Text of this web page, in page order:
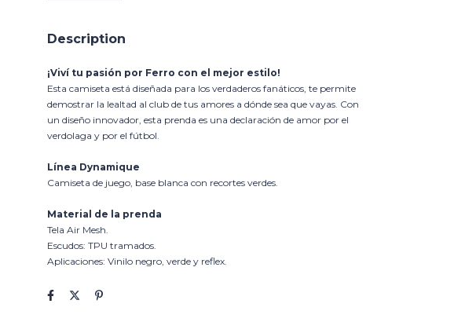
Description
¡Viví tu pasión por Ferro con el mejor estilo!
Esta camiseta está diseñada para los verdaderos fanáticos, te permite
demostrar la lealtad al club de tus amores a dónde sea que vayas. Con
un diseño innovador, esta prenda es una declaración de amor por el
verdolaga y por el fútbol.
Línea Dynamique
Camiseta de juego, base blanca con recortes verdes.
Material de la prenda
Tela Air Mesh.
Escudos: TPU tramados.
Aplicaciones: Vinilo negro, verde y reflex.